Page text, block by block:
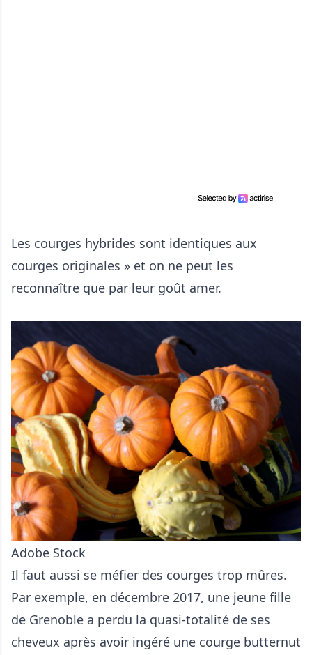
Les courges hybrides sont identiques aux
courges originales » et on ne peut les
reconnaître que par leur goût amer.
Adobe Stock
Il faut aussi se méfier des courges trop mûres.
Par exemple, en décembre 2017, une jeune fille
de Grenoble a perdu la quasi-totalité de ses
cheveux après avoir ingéré une courge butternut